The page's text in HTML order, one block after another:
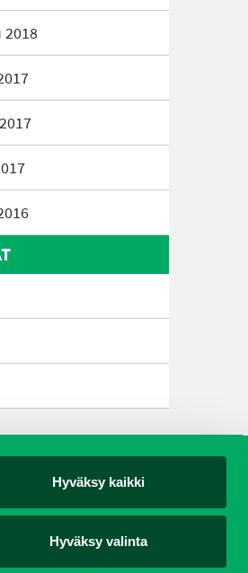
Hyväksy kaikki
Hyväksy valinta